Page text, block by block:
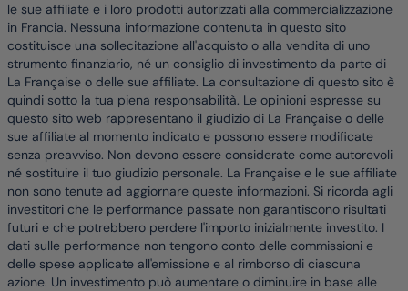
le sue affiliate e i loro prodotti autorizzati alla commercializzazione
in Francia. Nessuna informazione contenuta in questo sito
costituisce una sollecitazione all'acquisto o alla vendita di uno
strumento finanziario, né un consiglio di investimento da parte di
La Française o delle sue affiliate. La consultazione di questo sito è
quindi sotto la tua piena responsabilità. Le opinioni espresse su
questo sito web rappresentano il giudizio di La Française o delle
sue affiliate al momento indicato e possono essere modificate
senza preavviso. Non devono essere considerate come autorevoli
né sostituire il tuo giudizio personale. La Française e le sue affiliate
non sono tenute ad aggiornare queste informazioni. Si ricorda agli
investitori che le performance passate non garantiscono risultati
futuri e che potrebbero perdere l'importo inizialmente investito. I
dati sulle performance non tengono conto delle commissioni e
delle spese applicate all'emissione e al rimborso di ciascuna
azione. Un investimento può aumentare o diminuire in base alle